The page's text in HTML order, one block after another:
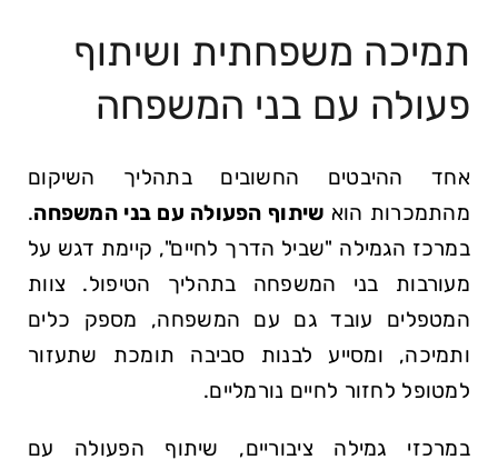
תמיכה משפחתית ושיתוף
פעולה עם בני המשפחה
אחד ההיבטים החשובים בתהליך השיקום
מהתמכרות הוא שיתוף הפעולה עם בני המשפחה.
במרכז הגמילה "שביל הדרך לחיים", קיימת דגש על
מעורבות בני המשפחה בתהליך הטיפול. צוות
המטפלים עובד גם עם המשפחה, מספק כלים
ותמיכה, ומסייע לבנות סביבה תומכת שתעזור
למטופל לחזור לחיים נורמליים.
במרכזי גמילה ציבוריים, שיתוף הפעולה עם